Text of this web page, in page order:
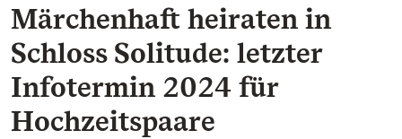
Märchenhaft heiraten in
Schloss Solitude: letzter
Infotermin 2024 für
Hochzeitspaare